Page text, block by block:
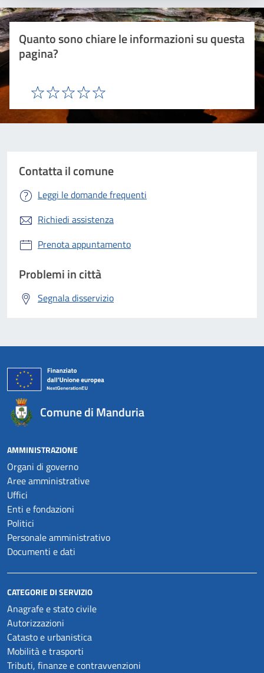
Quanto sono chiare le informazioni su questa
pagina?
Valuta 5 stelle su 5
Valuta 4 stelle su 5
Valuta 3 stelle su 5
Valuta 2 stelle su 5
Valuta 1 stelle su 5
Contatta il comune
Leggi le domande frequenti
Richiedi assistenza
Prenota appuntamento
Problemi in città
Segnala disservizio
Comune di Manduria
AMMINISTRAZIONE
Organi di governo
Aree amministrative
Uffici
Enti e fondazioni
Politici
Personale amministrativo
Documenti e dati
CATEGORIE DI SERVIZIO
Anagrafe e stato civile
Autorizzazioni
Catasto e urbanistica
Mobilità e trasporti
Tributi, finanze e contravvenzioni